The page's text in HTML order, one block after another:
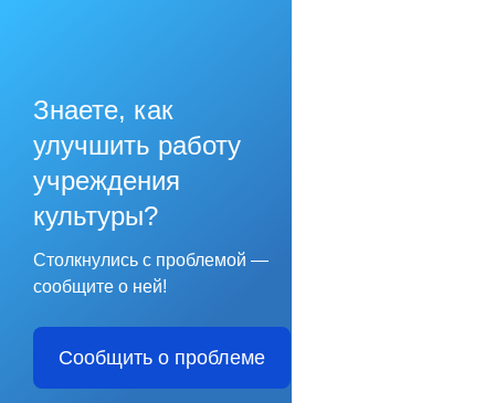
Знаете, как
улучшить работу
учреждения
культуры?
Столкнулись с проблемой —
сообщите о ней!
Сообщить о проблеме